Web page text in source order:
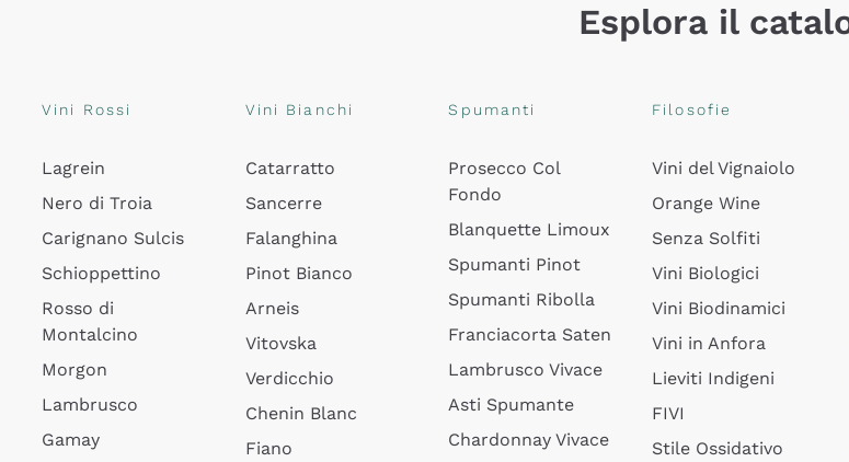
Esplora il
Vini Rossi
Lagrein
Nero di Troia
Carignano Sulcis
Schioppettino
Rosso di
Montalcino
Morgon
Lambrusco
Gamay
Vini Bianchi
Catarratto
Sancerre
Falanghina
Pinot Bianco
Arneis
Vitovska
Verdicchio
Chenin Blanc
Fiano
Spumanti
Prosecco Col
Fondo
Blanquette Limoux
Spumanti Pinot
Spumanti Ribolla
Franciacorta Saten
Lambrusco Vivace
Asti Spumante
Chardonnay Vivace
Filosofie
Vini del Vignaiolo
Orange Wine
Senza Solfiti
Vini Biologici
Vini Biodinamici
Vini in Anfora
Lieviti Indigeni
FIVI
Stile Ossidativo